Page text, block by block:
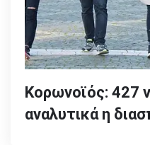
Κορωνοϊός: 427
αναλυτικά η